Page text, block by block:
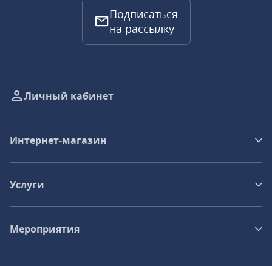
Подписаться
на рассылку
Личный кабинет
Интернет-магазин
Услуги
Мероприятия